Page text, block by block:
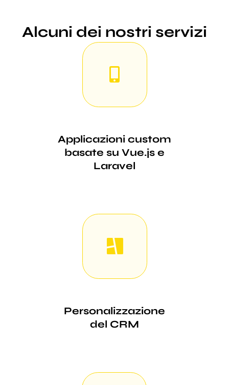
Alcuni dei nostri servizi
Applicazioni custom
basate su Vue.js e
Laravel
Personalizzazione
del CRM